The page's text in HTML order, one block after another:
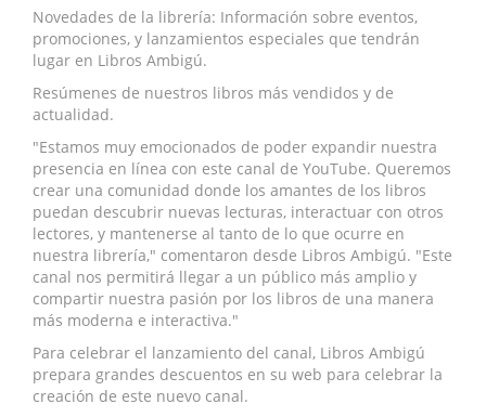
Deportes
Derecho
Discos deVinilo. LP
Divulgación científica
DVD
Economía
Enciclopedias
Ensayo
Ensayo literario
Novedades de la librería: Información sobre eventos,
promociones, y lanzamientos especiales que tendrán
lugar en Libros Ambigú.
Resúmenes de nuestros libros más vendidos y de
actualidad.
"Estamos muy emocionados de poder expandir nuestra
presencia en línea con este canal de YouTube. Queremos
crear una comunidad donde los amantes de los libros
puedan descubrir nuevas lecturas, interactuar con otros
lectores, y mantenerse al tanto de lo que ocurre en
nuestra librería," comentaron desde Libros Ambigú. "Este
canal nos permitirá llegar a un público más amplio y
compartir nuestra pasión por los libros de una manera
más moderna e interactiva."
Para celebrar el lanzamiento del canal, Libros Ambigú
prepara grandes descuentos en su web para celebrar la
creación de este nuevo canal.